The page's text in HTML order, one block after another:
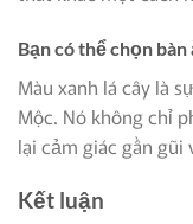
Bạn có thể chọn
Màu xanh lá cây là
Mộc. Nó không chỉ
lại cảm giác gần
Kết luận